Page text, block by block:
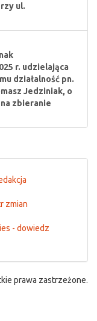
ul.
r. udzielająca
działalność pn.
Jedziniak, o
zbieranie
zmian
- dowiedz
prawa zastrzeżone.